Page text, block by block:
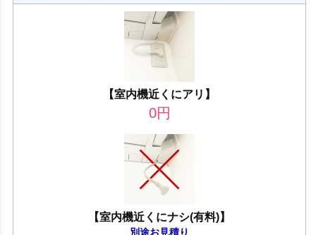
【室内機近くにアリ】
0円
【室内機近くにナシ(有料)】
別途お見積り